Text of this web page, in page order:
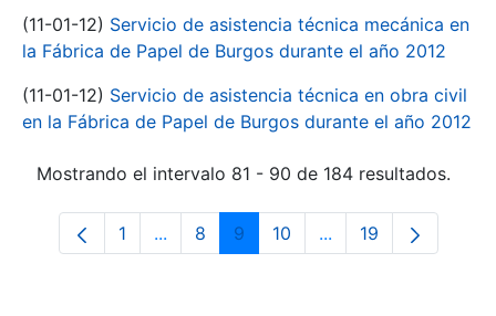
(11-01-12) Servicio de asistencia técnica mecánica en
la Fábrica de Papel de Burgos durante el año 2012
(11-01-12) Servicio de asistencia técnica en obra civil
en la Fábrica de Papel de Burgos durante el año 2012
Mostrando el intervalo 81 - 90 de 184 resultados.
Página
1 ...Páginas intermedias Use TAB para
Página
8 Página
9 Página
10 ...PáginasPágina
19